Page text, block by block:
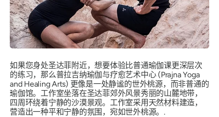
如果您身处圣达菲附近，想要体验比普通瑜伽课更深层次
的练习，那么普拉吉纳瑜伽与疗愈艺术中心 (Prajna Yoga
and Healing Arts) 更像是一处静谧的世外桃源，而非普通的
瑜伽馆。工作室坐落在圣达菲郊外风景秀丽的山麓地带，
四周环绕着宁静的沙漠景观。工作室采用天然材料建造，
营造出一种平和宁静的氛围，宛如世外桃源。.